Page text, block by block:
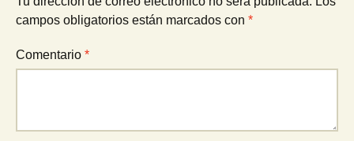
campos obligatorios están marcados con *
Comentario *